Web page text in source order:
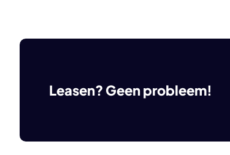
Leasen? Geen probleem!